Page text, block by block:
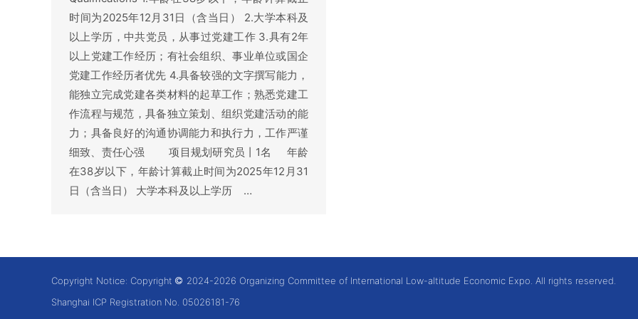
时间为2025年12月31日（含当日） 2.大学本科及
以上学历，中共党员，从事过党建工作 3.具有2年
以上党建工作经历；有社会组织、事业单位或国企
党建工作经历者优先 4.具备较强的文字撰写能力，
能独立完成党建各类材料的起草工作；熟悉党建工
作流程与规范，具备独立策划、组织党建活动的能
力；具备良好的沟通协调能力和执行力，工作严谨
细致、责任心强 项目规划研究员丨1名 年龄
在38岁以下，年龄计算截止时间为2025年12月31
日（含当日） 大学本科及以上学历 …
Copyright Notice: Copyright 2024-2026 Organizing Committee of International Low-altitude Economic Expo. All rights reserved.
Shanghai ICP Registration No. 05026181-76